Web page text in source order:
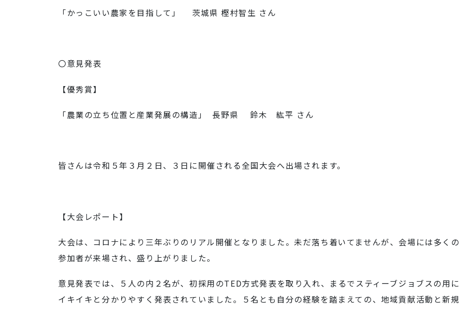
「かっこいい農家を目指して」 茨城県 樫村智生 さん
〇意見発表
【優秀賞】
「農業の立ち位置と産業発展の構造」 長野県 鈴木 紘平 さん
皆さんは令和５年３月２日、３日に開催される全国大会へ出場されます。
【大会レポート】
大会は、コロナにより三年ぶりのリアル開催となりました。未だ落ち着いてませんが、会場には多くの
参加者が来場され、盛り上がりました。
意見発表では、５人の内２名が、初採用のTED方式発表を取り入れ、まるでスティーブジョブスの用に
イキイキと分かりやすく発表されていました。５名とも自分の経験を踏まえての、地域貢献活動と新規